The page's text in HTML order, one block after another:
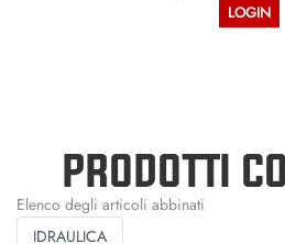
LOGIN
PRODOTTI
Elenco degli articoli abbinati
IDRAULICA